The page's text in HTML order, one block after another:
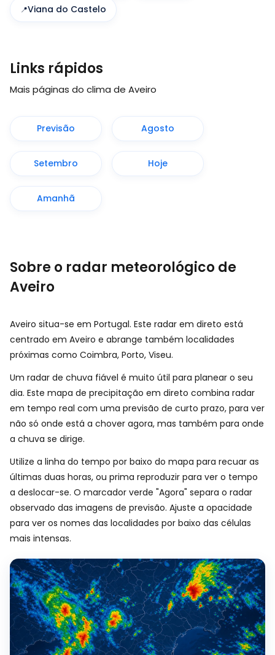
Viana do Castelo
Links rápidos
Mais páginas do clima de Aveiro
Previsão Agosto
Setembro Hoje
Amanhã
Sobre o radar meteorológico de
Aveiro
Aveiro situa-se em Portugal. Este radar em direto está
centrado em Aveiro e abrange também localidades
próximas como Coimbra, Porto, Viseu.
Um radar de chuva fiável é muito útil para planear o seu
dia. Este mapa de precipitação em direto combina radar
em tempo real com uma previsão de curto prazo, para ver
não só onde está a chover agora, mas também para onde
a chuva se dirige.
Utilize a linha do tempo por baixo do mapa para recuar as
últimas duas horas, ou prima reproduzir para ver o tempo
a deslocar-se. O marcador verde "Agora" separa o radar
observado das imagens de previsão. Ajuste a opacidade
para ver os nomes das localidades por baixo das células
mais intensas.